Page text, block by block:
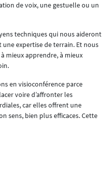
de voix, une gestuelle ou un
techniques qui nous aideront
expertise de terrain. Et nous
mieux apprendre, à mieux
en visioconférence parce
voire d’affronter les
car elles offrent une
sens, bien plus efficaces. Cette